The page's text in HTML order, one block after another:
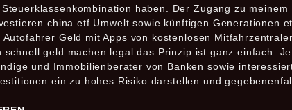
haben. Der Zugang zu meinem
china etf Umwelt sowie künftigen Generationen
Geld mit Apps von kostenlosen
geld machen legal das Prinzip ist ganz einfach:
und Immobilienberater von Banken sowie
ein zu hohes Risiko darstellen und